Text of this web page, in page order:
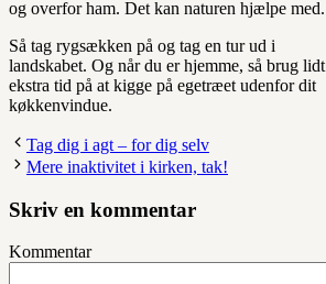
og overfor ham. Det kan naturen hjælpe med.
Så tag rygsækken på og tag en tur ud i
landskabet. Og når du er hjemme, så brug lidt
ekstra tid på at kigge på egetræet udenfor dit
køkkenvindue.
Tag dig i agt – for dig selv
Mere inaktivitet i kirken, tak!
Skriv en kommentar
Kommentar